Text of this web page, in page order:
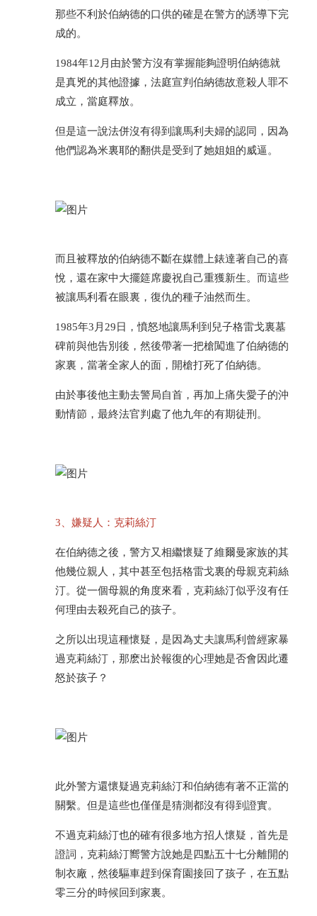
那些不利於伯納德的口供的確是在警方的誘導下完
成的。
1984年12月由於警方沒有掌握能夠證明伯納德就
是真兇的其他證據，法庭宣判伯納德故意殺人罪不
成立，當庭釋放。
但是這一說法併沒有得到讓馬利夫婦的認同，因為
他們認為米裏耶的翻供是受到了她姐姐的威逼。
而且被釋放的伯納德不斷在媒體上錶達著自己的喜
悅，還在家中大擺筵席慶祝自己重獲新生。而這些
被讓馬利看在眼裏，復仇的種子油然而生。
1985年3月29日，憤怒地讓馬利到兒子格雷戈裏墓
碑前與他告別後，然後帶著一把槍闖進了伯納德的
家裏，當著全家人的面，開槍打死了伯納德。
由於事後他主動去警局自首，再加上痛失愛子的沖
動情節，最終法官判處了他九年的有期徒刑。
3、嫌疑人：克莉絲汀
在伯納德之後，警方又相繼懷疑了維爾曼家族的其
他幾位親人，其中甚至包括格雷戈裏的母親克莉絲
汀。從一個母親的角度來看，克莉絲汀似乎沒有任
何理由去殺死自己的孩子。
之所以出現這種懷疑，是因為丈夫讓馬利曾經家暴
過克莉絲汀，那麽出於報復的心理她是否會因此遷
怒於孩子？
此外警方還懷疑過克莉絲汀和伯納德有著不正當的
關繫。但是這些也僅僅是猜測都沒有得到證實。
不過克莉絲汀也的確有很多地方招人懷疑，首先是
證詞，克莉絲汀嚮警方說她是四點五十七分離開的
制衣廠，然後驅車趕到保育園接回了孩子，在五點
零三分的時候回到家裏。